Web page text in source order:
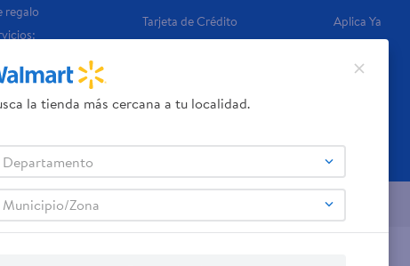
regalo
servicios
Tarjeta de Crédito Aplica Ya
la tienda más cercana a tu localidad.
Departamento
Municipio/Zona